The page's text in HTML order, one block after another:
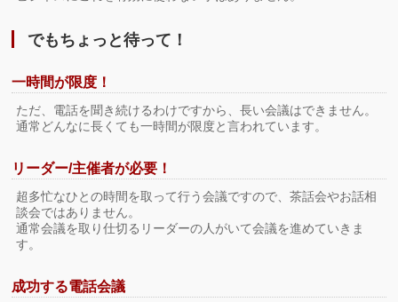
でもちょっと待って！
一時間が限度！
ただ、電話を聞き続けるわけですから、長い会議はできません。
通常どんなに長くても一時間が限度と言われています。
リーダー/主催者が必要！
超多忙なひとの時間を取って行う会議ですので、茶話会やお話相
談会ではありません。
通常会議を取り仕切るリーダーの人がいて会議を進めていきま
す。
成功する電話会議